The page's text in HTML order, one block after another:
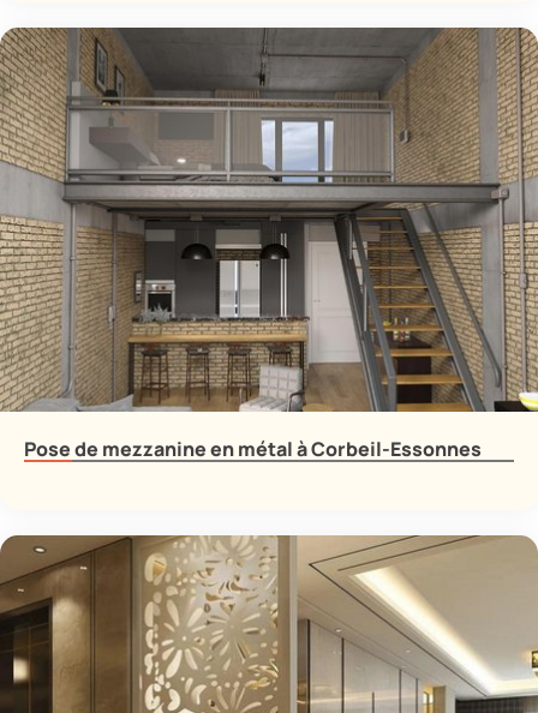
Pose de mezzanine en métal à Corbeil-Essonnes